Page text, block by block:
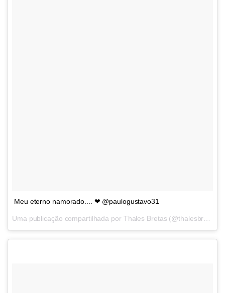
Meu eterno namorado.... ❤ @paulogustavo31
Uma publicação compartilhada por Thales Bretas (@thalesbretas) em